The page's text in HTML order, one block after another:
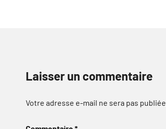
Laisser un commentaire
Votre adresse e-mail ne sera pas publiée.